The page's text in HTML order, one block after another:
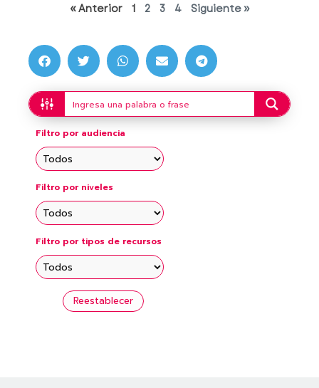
« Anterior 1 2 3 4 Siguiente »
Filtro por audiencia
Filtro por niveles
Filtro por tipos de recursos
Reestablecer